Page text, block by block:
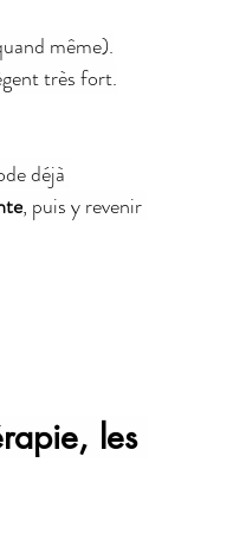
même).
très fort.
déjà
, puis y revenir
les